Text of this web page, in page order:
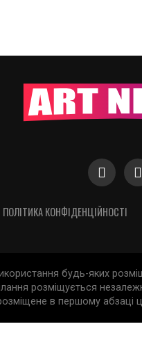
ПОЛІТИКА КОНФІДЕНЦІЙНОСТІ
будь-яких
розміщується
в першому абзаці